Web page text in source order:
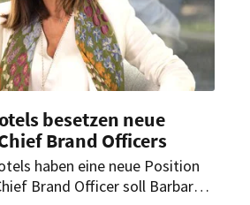
besetzen neue
Brand Officers
haben eine neue Position
Brand Officer soll Barbara